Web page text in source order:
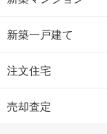
新築一戸建て
注文住宅
売却査定